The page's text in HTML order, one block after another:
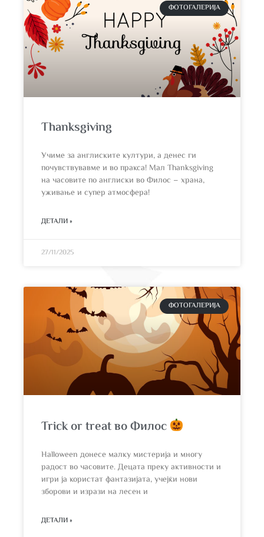
ФОТОГАЛЕРИЈА
Thanksgiving
Учиме за англиските култури, а денес ги
почувствувавме и во пракса! Мал Thanksgiving
на часовите по англиски во Филос – храна,
уживање и супер атмосфера!
ДЕТАЛИ »
27/11/2025
ФОТОГАЛЕРИЈА
Trick or treat во Филос
Halloween донесе малку мистерија и многу
радост во часовите. Децата преку активности и
игри ја користат фантазијата, учејќи нови
зборови и изрази на лесен и
ДЕТАЛИ »